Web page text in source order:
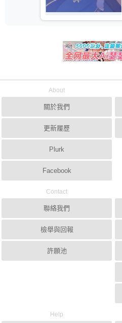
About
關於我們
更新履歷
Plurk
Facebook
Contact
聯絡我們
檢舉與回報
許願池
Help